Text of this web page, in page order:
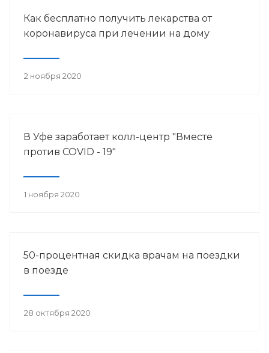
Как бесплатно получить лекарства от
коронавируса при лечении на дому
2 ноября 2020
В Уфе заработает колл-центр "Вместе
против COVID - 19"
1 ноября 2020
50-процентная скидка врачам на поездки
в поезде
28 октября 2020